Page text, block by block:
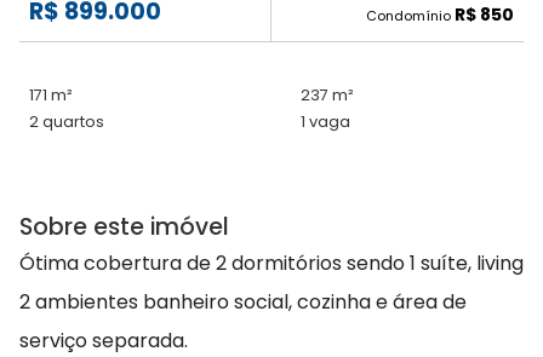
R$ 899.000 Condomínio R$ 850
171 m²
237 m²
2 quartos
1 vaga
Sobre este imóvel
Ótima cobertura de 2 dormitórios sendo 1 suíte, living
2 ambientes banheiro social, cozinha e área de
serviço separada.